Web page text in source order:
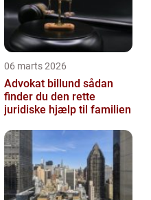
06 marts 2026
Advokat billund sådan
finder du den rette
juridiske hjælp til familien